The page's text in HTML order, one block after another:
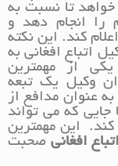
تا نسبت به
را انجام دهد و
کند. این نکته
اتباع افغانی به
از مهمترین
وکیل یک تبعه
عنوان مدافع از
جایی که می تواند
این مهمترین
افغانی صحبت